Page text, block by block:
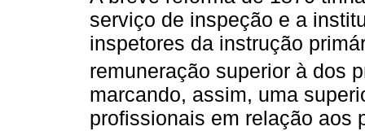
serviço de inspeção e a
inspetores da instrução
remuneração superior à dos
marcando, assim, uma
profissionais em relação aos